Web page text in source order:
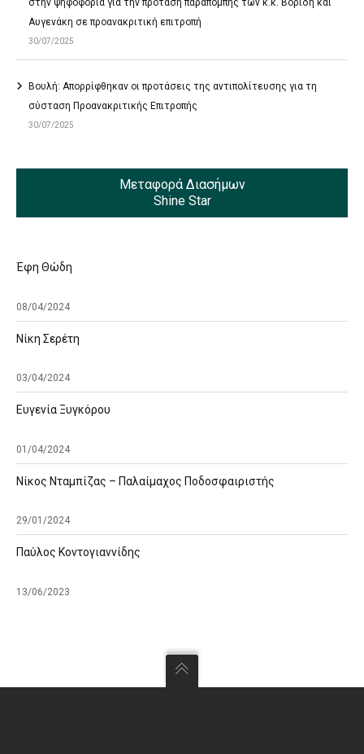
στην ψηφοφορία για την πρόταση παραπομπής των κ.κ. Βορίδη και
Αυγενάκη σε προανακριτική επιτροπή
30/07/2025
Βουλή: Απορρίφθηκαν οι προτάσεις της αντιπολίτευσης για τη
σύσταση Προανακριτικής Επιτροπής
30/07/2025
Μεταφορά Διασήμων
Shine Star
Έφη Θώδη
08/04/2024
Νίκη Σερέτη
03/04/2024
Ευγενία Ξυγκόρου
01/04/2024
Νίκος Νταμπίζας – Παλαίμαχος Ποδοσφαιριστής
29/01/2024
Παύλος Κοντογιαννίδης
13/06/2023